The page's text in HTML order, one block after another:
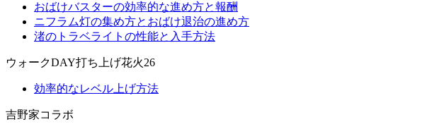
おばけバスターの効率的な進め方と報酬
ニフラム灯の集め方とおばけ退治の進め方
渚のトラベライトの性能と入手方法
ウォークDAY打ち上げ花火26
効率的なレベル上げ方法
吉野家コラボ